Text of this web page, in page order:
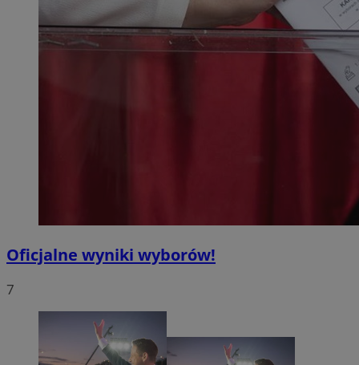
Oficjalne wyniki wyborów!
7